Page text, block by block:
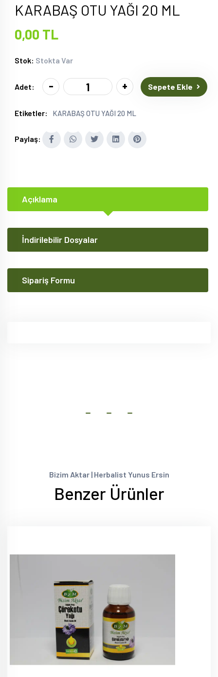
KARABAŞ OTU YAĞI 20 ML
0,00 TL
Stok: Stokta Var
Adet: - + Sepete Ekle
Etiketler: KARABAŞ OTU YAĞI 20 ML
Paylaş:
Açıklama
İndirilebilir Dosyalar
Sipariş Formu
Bizim Aktar | Herbalist Yunus Ersin
Benzer Ürünler